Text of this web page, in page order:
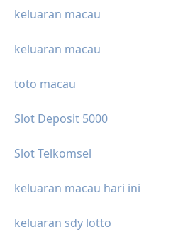
keluaran macau
keluaran macau
toto macau
Slot Deposit 5000
Slot Telkomsel
keluaran macau hari ini
keluaran sdy lotto